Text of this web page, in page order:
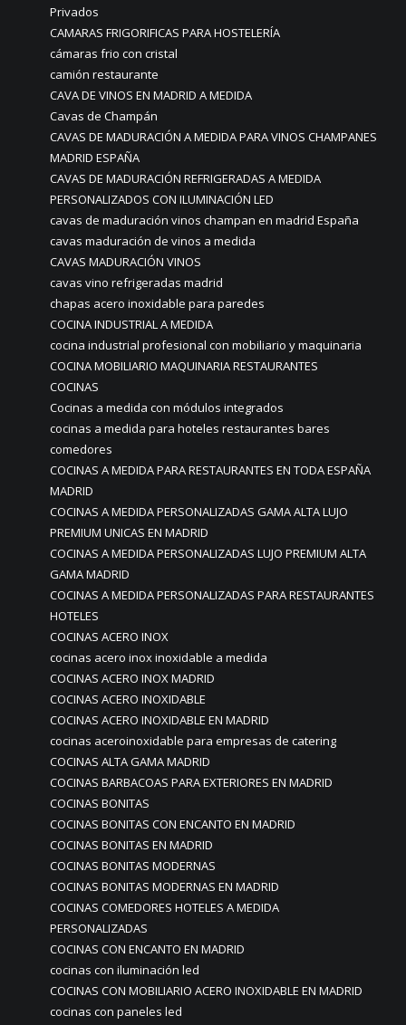
Privados
CAMARAS FRIGORIFICAS PARA HOSTELERÍA
cámaras frio con cristal
camión restaurante
CAVA DE VINOS EN MADRID A MEDIDA
Cavas de Champán
CAVAS DE MADURACIÓN A MEDIDA PARA VINOS CHAMPANES
MADRID ESPAÑA
CAVAS DE MADURACIÓN REFRIGERADAS A MEDIDA
PERSONALIZADOS CON ILUMINACIÓN LED
cavas de maduración vinos champan en madrid España
cavas maduración de vinos a medida
CAVAS MADURACIÓN VINOS
cavas vino refrigeradas madrid
chapas acero inoxidable para paredes
COCINA INDUSTRIAL A MEDIDA
cocina industrial profesional con mobiliario y maquinaria
COCINA MOBILIARIO MAQUINARIA RESTAURANTES
COCINAS
Cocinas a medida con módulos integrados
cocinas a medida para hoteles restaurantes bares
comedores
COCINAS A MEDIDA PARA RESTAURANTES EN TODA ESPAÑA
MADRID
COCINAS A MEDIDA PERSONALIZADAS GAMA ALTA LUJO
PREMIUM UNICAS EN MADRID
COCINAS A MEDIDA PERSONALIZADAS LUJO PREMIUM ALTA
GAMA MADRID
COCINAS A MEDIDA PERSONALIZADAS PARA RESTAURANTES
HOTELES
COCINAS ACERO INOX
cocinas acero inox inoxidable a medida
COCINAS ACERO INOX MADRID
COCINAS ACERO INOXIDABLE
COCINAS ACERO INOXIDABLE EN MADRID
cocinas aceroinoxidable para empresas de catering
COCINAS ALTA GAMA MADRID
COCINAS BARBACOAS PARA EXTERIORES EN MADRID
COCINAS BONITAS
COCINAS BONITAS CON ENCANTO EN MADRID
COCINAS BONITAS EN MADRID
COCINAS BONITAS MODERNAS
COCINAS BONITAS MODERNAS EN MADRID
COCINAS COMEDORES HOTELES A MEDIDA
PERSONALIZADAS
COCINAS CON ENCANTO EN MADRID
cocinas con iluminación led
COCINAS CON MOBILIARIO ACERO INOXIDABLE EN MADRID
cocinas con paneles led